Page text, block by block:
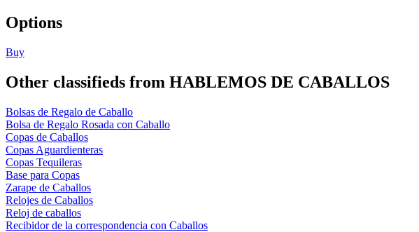
Options
Buy
Other classifieds from HABLEMOS DE CABALLOS
Bolsas de Regalo de Caballo
Bolsa de Regalo Rosada con Caballo
Copas de Caballos
Copas Aguardienteras
Copas Tequileras
Base para Copas
Zarape de Caballos
Relojes de Caballos
Reloj de caballos
Recibidor de la correspondencia con Caballos